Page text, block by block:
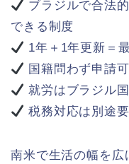
ブラジルで合法
できる制度
1年＋1年更新＝
国籍問わず申請可
就労はブラジル
税務対応は別途
南米で生活の幅を広